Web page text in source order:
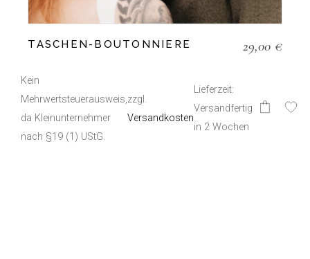
TASCHEN-BOUTONNIERE 29,00 €
Kein
Mehrwertsteuerausweis,
da Kleinunternehmer
nach §19 (1) UStG.
zzgl.
Versandkosten
Lieferzeit:
Versandfertig
in 2 Wochen